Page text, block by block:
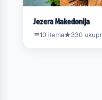
Jezera Makedonija
10 itema 330